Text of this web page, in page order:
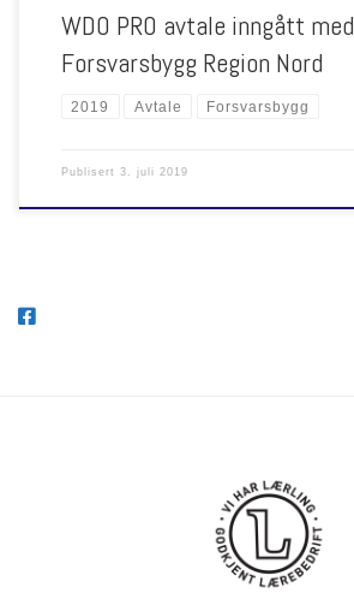
WDO PRO avtale inngått med
Forsvarsbygg Region Nord
2019 Avtale Forsvarsbygg
Publisert 3. juli 2019